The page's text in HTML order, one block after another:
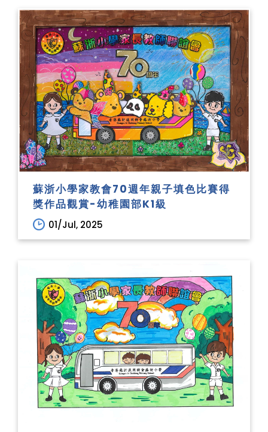
蘇浙小學家教會70週年親子填色比賽得
獎作品觀賞-幼稚園部K1級
01/Jul, 2025